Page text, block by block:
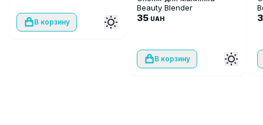
В корзину
Beauty Blender
35 UAH
В корзину